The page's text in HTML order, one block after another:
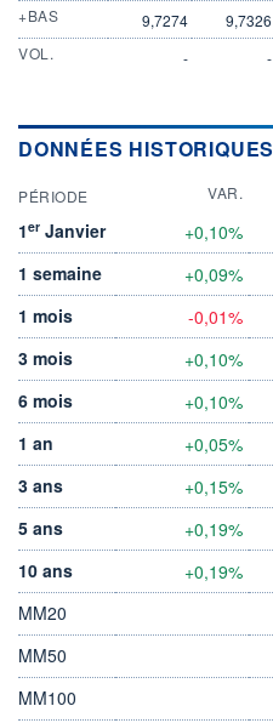
+BAS
9,7274 9,7326
VOL.
- -
DONNÉES HISTORIQUES
PÉRIODE VAR.
1er Janvier +0,10%
1 semaine
+0,09%
1 mois
-0,01%
3 mois
+0,10%
6 mois
+0,10%
1 an
+0,05%
3 ans
+0,15%
5 ans
+0,19%
10 ans
+0,19%
MM20
MM50
MM100